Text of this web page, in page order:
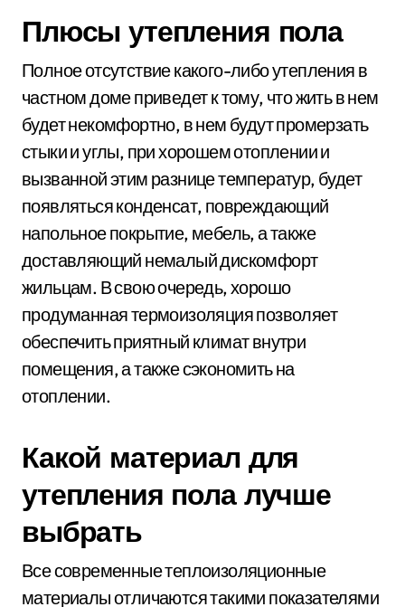
Плюсы утепления пола
Полное отсутствие какого-либо утепления в
частном доме приведет к тому, что жить в нем
будет некомфортно, в нем будут промерзать
стыки и углы, при хорошем отоплении и
вызванной этим разнице температур, будет
появляться конденсат, повреждающий
напольное покрытие, мебель, а также
доставляющий немалый дискомфорт
жильцам. В свою очередь, хорошо
продуманная термоизоляция позволяет
обеспечить приятный климат внутри
помещения, а также сэкономить на
отоплении.
Какой материал для
утепления пола лучше
выбрать
Все современные теплоизоляционные
материалы отличаются такими показателями